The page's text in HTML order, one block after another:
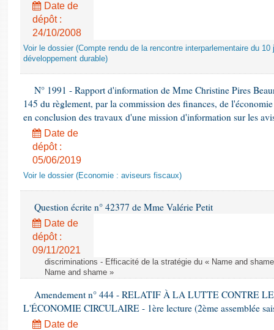
Date de
dépôt :
24/10/2008
Voir le dossier (Compte rendu de la rencontre interparlementaire du
développement durable)
N° 1991 - Rapport d'information de Mme Christine Pires
145 du règlement, par la commission des finances, de
en conclusion des travaux d'une mission d'information sur les
Date de
dépôt :
05/06/2019
Voir le dossier (Economie : aviseurs fiscaux)
Question écrite n° 42377 de Mme Valérie Petit
Date de
dépôt :
09/11/2021
discriminations - Efficacité de la stratégie du « Name and
Name and shame »
Amendement n° 444 - RELATIF À LA LUTTE CONTRE
L'ÉCONOMIE CIRCULAIRE - 1ère lecture (2ème assemblée
Date de